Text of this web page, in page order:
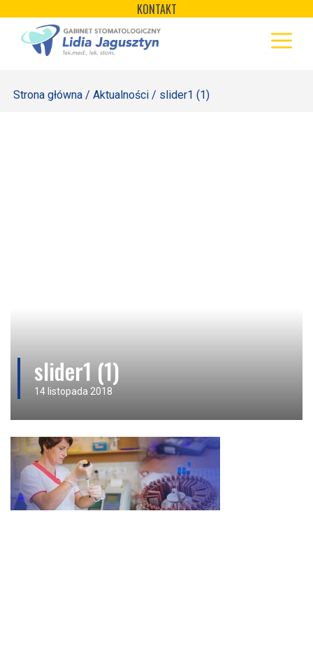
content
KONTAKT ×
STRONA GŁÓWNA
REJESTRACJA
Strona główna / Aktualności / slider1 (1)
slider1 (1)
14 listopada 2018